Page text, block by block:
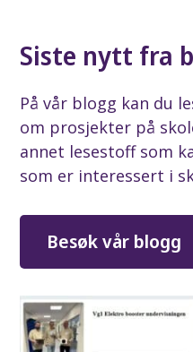
Siste nytt fra
På vår blogg kan du
om prosjekter på
annet lesestoff som
som er interessert i
Besøk vår blogg